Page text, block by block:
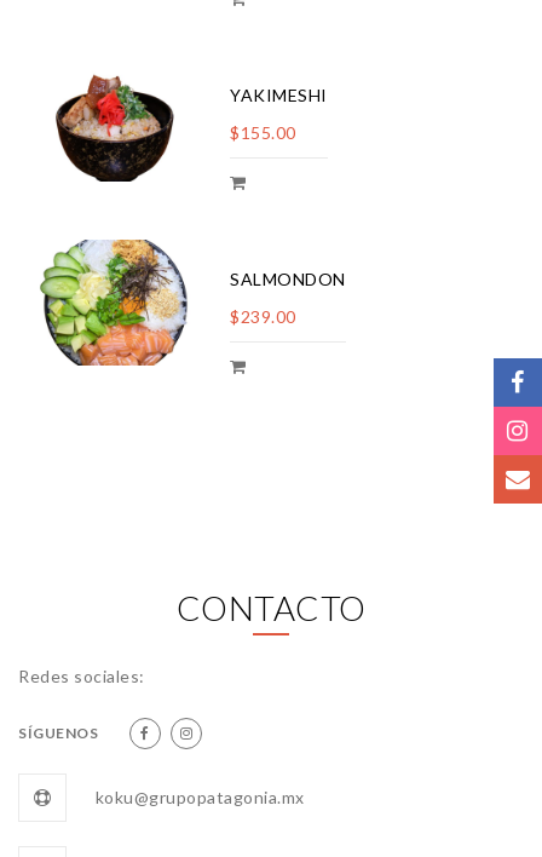
YAKIMESHI
$155.00
SALMONDON
$239.00
CONTACTO
Redes sociales:
SÍGUENOS
koku@grupopatagonia.mx